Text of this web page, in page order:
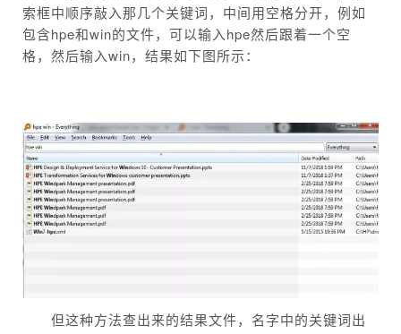
索框中顺序敲入那几个关键词，中间用空格分开，例如
包含hpe和win的文件，可以输入hpe然后跟着一个空
格，然后输入win，结果如下图所示：
但这种方法查出来的结果文件，名字中的关键词出